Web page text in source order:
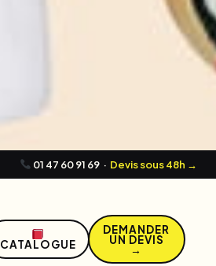
01 47 60 91 69 · Devis sous 48h →
CATALOGUE
DEMANDER
UN DEVIS
→